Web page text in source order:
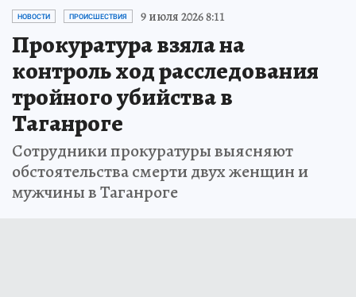
НОВОСТИ ПРОИСШЕСТВИЯ 9 июля 2026 8:11
Прокуратура взяла на
контроль ход расследования
тройного убийства в
Таганроге
Сотрудники прокуратуры выясняют
обстоятельства смерти двух женщин и
мужчины в Таганроге